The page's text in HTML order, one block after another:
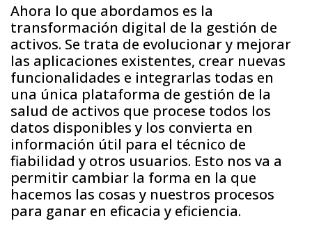
Ahora lo que abordamos es la
transformación digital de la gestión de
activos. Se trata de evolucionar y mejorar
las aplicaciones existentes, crear nuevas
funcionalidades e integrarlas todas en
una única plataforma de gestión de la
salud de activos que procese todos los
datos disponibles y los convierta en
información útil para el técnico de
fiabilidad y otros usuarios. Esto nos va a
permitir cambiar la forma en la que
hacemos las cosas y nuestros procesos
para ganar en eficacia y eficiencia.